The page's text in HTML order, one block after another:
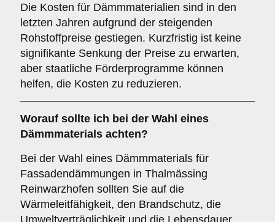
Die Kosten für Dämmmaterialien sind in den
letzten Jahren aufgrund der steigenden
Rohstoffpreise gestiegen. Kurzfristig ist keine
signifikante Senkung der Preise zu erwarten,
aber staatliche Förderprogramme können
helfen, die Kosten zu reduzieren.
Worauf sollte ich bei der Wahl eines
Dämmmaterials achten?
Bei der Wahl eines Dämmmaterials für
Fassadendämmungen in Thalmässing
Reinwarzhofen sollten Sie auf die
Wärmeleitfähigkeit, den Brandschutz, die
Umweltverträglichkeit und die Lebensdauer